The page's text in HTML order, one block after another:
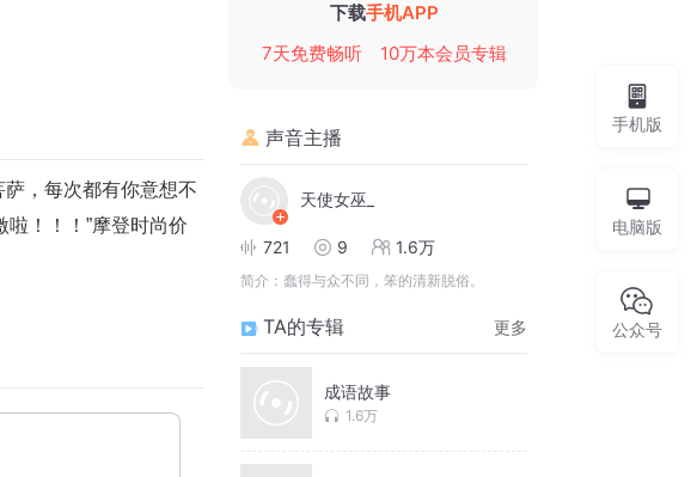
萨，每次都有你意想不
啦！！！”摩登时尚价
下载手机APP
7天免费畅听
10万本会员专辑
声音主播
天使女巫_
721 9 1.6万
简介： 蠢得与众不同，笨的清新脱俗。
TA的专辑 更多
成语故事
1.6万
手机版
电脑版
公众号